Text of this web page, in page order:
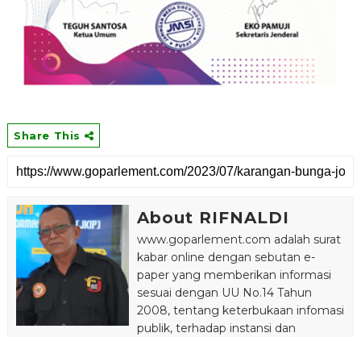
Share This
About RIFNALDI
www.goparlement.com adalah surat
kabar online dengan sebutan e-
paper yang memberikan informasi
sesuai dengan UU No.14 Tahun
2008, tentang keterbukaan infomasi
publik, terhadap instansi dan